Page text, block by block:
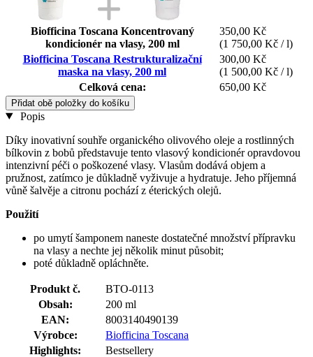
Biofficina Toscana Koncentrovaný
kondicionér na vlasy, 200 ml
350,00 Kč
(1 750,00 Kč / l)
Biofficina Toscana Restrukturalizační
maska na vlasy, 200 ml
300,00 Kč
(1 500,00 Kč / l)
Celková cena:
650,00 Kč
Přidat obě položky do košíku
Popis
Díky inovativní souhře organického olivového oleje a rostlinných
bílkovin z bobů představuje tento vlasový kondicionér opravdovou
intenzivní péči o poškozené vlasy. Vlasům dodává objem a
pružnost, zatímco je důkladně vyživuje a hydratuje. Jeho příjemná
vůně šalvěje a citronu pochází z éterických olejů.
Použití
po umytí šamponem naneste dostatečné množství přípravku
na vlasy a nechte jej několik minut působit;
poté důkladně opláchněte.
Produkt č.
BTO-0113
Obsah:
200 ml
EAN:
8003140490139
Výrobce:
Biofficina Toscana
Highlights:
Bestsellery